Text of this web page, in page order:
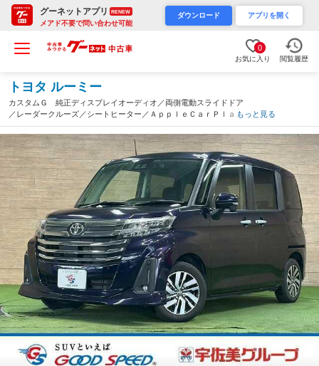
グーネットアプリ RENEW
メアド不要で問い合わせ可能
ダウンロード アプリを開く
0
お気に入り 閲覧履歴
トヨタ ルーミー
カスタムＧ 純正ディスプレイオーディオ／両側電動スライドドア
／レーダークルーズ／シートヒーター／ＡｐｐｌｅＣａｒＰｌａｙ
／バックカメラ／ＥＴＣ／クリアランスソナー／アイドリングスト
ップ／純正１４インチアルミ（愛知県）
もっと見る